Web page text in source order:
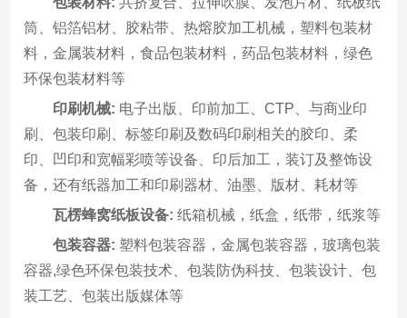
筒、铝箔铝材、胶粘带、热熔胶加工机械，塑料包装材
料，金属装材料，食品包装材料，药品包装材料，绿色
环保包装材料等
印刷机械: 电子出版、印前加工、CTP、与商业印
刷、包装印刷、标签印刷及数码印刷相关的胶印、柔
印、凹印和宽幅彩喷等设备、印后加工，装订及整饰设
备，还有纸器加工和印刷器材、油墨、版材、耗材等
瓦楞蜂窝纸板设备: 纸箱机械，纸盒，纸带，纸浆等
包装容器: 塑料包装容器，金属包装容器，玻璃包装
容器,绿色环保包装技术、包装防伪科技、包装设计、包
装工艺、包装出版媒体等